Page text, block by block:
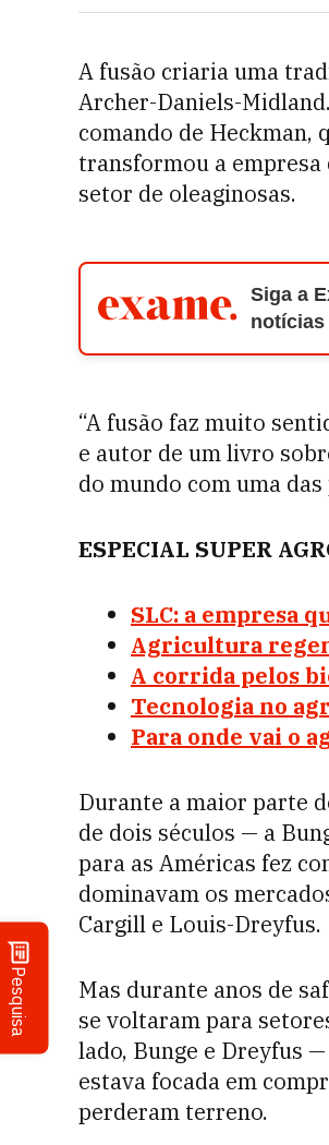
Pesquisa
A fusão criaria uma
Archer-Daniels-
comando de Heckman,
transformou a
setor de oleaginosas.
Siga a
notícias
“A fusão faz muito
e autor de um livro
do mundo com uma
ESPECIAL SUPER
SLC: a empresa
Agricultura
A corrida pelos
Tecnologia no
Para onde vai o
Durante a maior parte
de dois séculos — a
para as Américas fez
dominavam os
Cargill e Louis-Dreyfus.
Mas durante anos de
se voltaram para
lado, Bunge e Dreyfus
estava focada em
perderam terreno.